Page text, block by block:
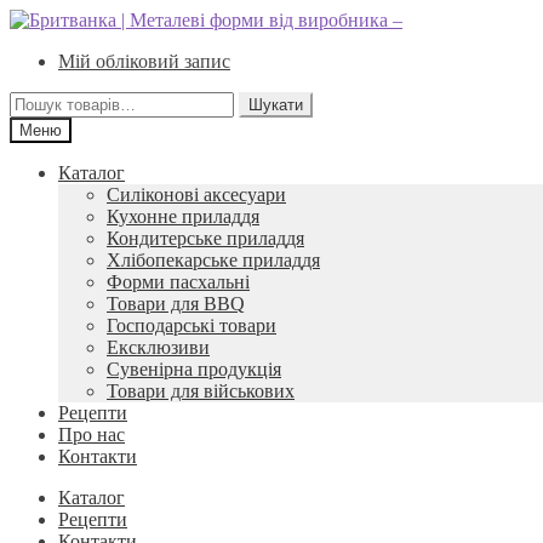
Перейти
навігації
Перейти
вмістуМій обліковий запис
Шукати:
Шукати
Меню
Каталог
Силіконові аксесуари
Кухонне приладдя
Кондитерське приладдя
Хлібопекарське приладдя
Форми пасхальні
Товари для BBQ
Господарські товари
Ексклюзиви
Сувенірна продукція
Товари для військових
Рецепти
Про нас
Контакти
Каталог
Рецепти